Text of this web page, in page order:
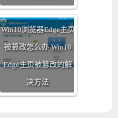
Win10浏览器Edge主页
被篡改怎么办 Win10
Edge主页被篡改的解
决方法